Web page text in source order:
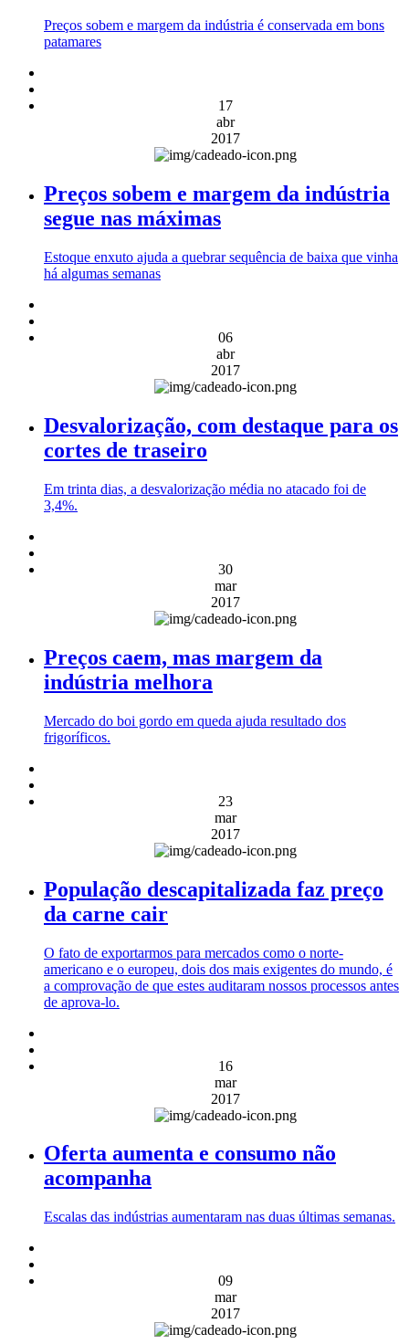
Preços sobem e margem da indústria é conservada em bons
patamares
17
abr
2017
Preços sobem e margem da indústria
segue nas máximas
Estoque enxuto ajuda a quebrar sequência de baixa que vinha
há algumas semanas
06
abr
2017
Desvalorização, com destaque para os
cortes de traseiro
Em trinta dias, a desvalorização média no atacado foi de
3,4%.
30
mar
2017
Preços caem, mas margem da
indústria melhora
Mercado do boi gordo em queda ajuda resultado dos
frigoríficos.
23
mar
2017
População descapitalizada faz preço
da carne cair
O fato de exportarmos para mercados como o norte-
americano e o europeu, dois dos mais exigentes do mundo, é
a comprovação de que estes auditaram nossos processos antes
de aprova-lo.
16
mar
2017
Oferta aumenta e consumo não
acompanha
Escalas das indústrias aumentaram nas duas últimas semanas.
09
mar
2017